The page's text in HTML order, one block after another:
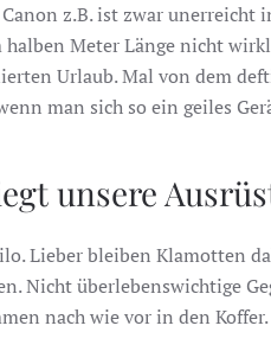
z.B. ist zwar unerreicht
halben Meter Länge nicht
Urlaub. Mal von dem
man sich so ein geiles
unsere
Lieber bleiben Klamotten
Nicht überlebenswichtige
nach wie vor in den Koffer.